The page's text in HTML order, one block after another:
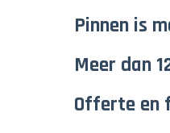
Pinnen is
Meer dan
Offerte en